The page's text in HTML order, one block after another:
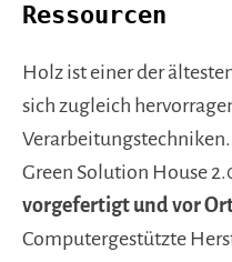
Ressourcen
Holz ist einer der
sich zugleich
Green Solution House
vorgefertigt und vor
Computergestützte